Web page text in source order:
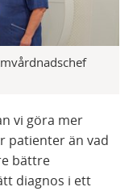
vi göra mer
patienter än vad
bättre
diagnos i ett